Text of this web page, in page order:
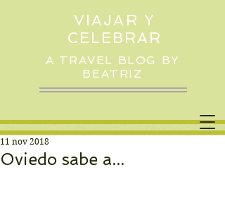
VIAJAR Y
CELEBRAR
A TRAVEL BLOG BY
BEATRIZ
Oviedo sabe a...
11 nov 2018